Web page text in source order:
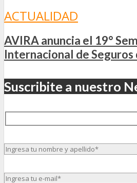
ACTUALIDAD
AVIRA anuncia el 19°
Internacional de
Suscribite a nuestro